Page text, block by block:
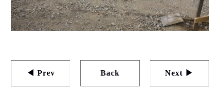
◀ Prev Back Next ▶